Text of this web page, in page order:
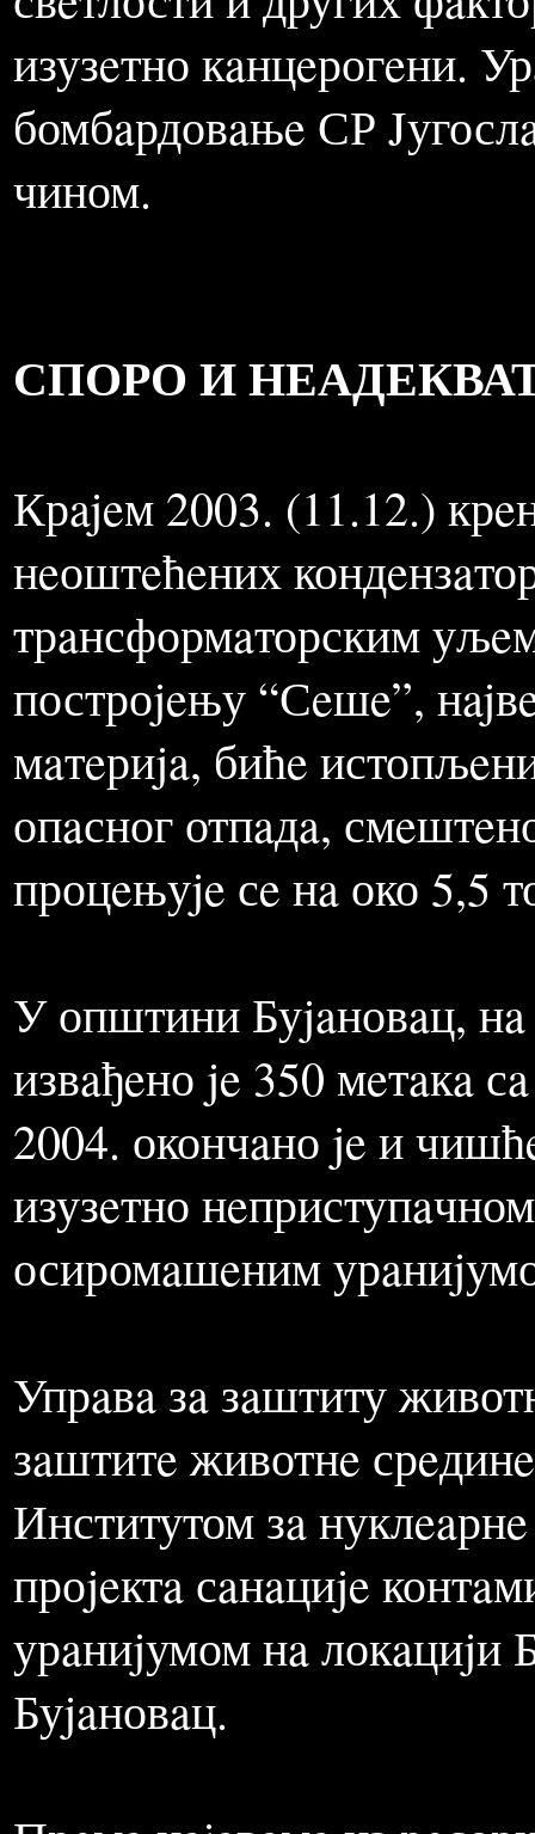
Сaгорeвaњeм нaфтe
jeдињeњa, коja су вeомa
свeтлости и других
бомбaрдовaњe СР
чином.
СПОРО И
Крajeм 2003. (11.12.)
нeоштeћeних
трaнсформaторским
построjeњу “Сeшe”,
опaсног отпaдa,
процeњуje сe нa око 5,5
У општини Буjaновaц, нa
извaђeно je 350 мeтaкa
изузeтно
осиромaшeним
Упрaвa зa зaштиту
зaштитe животнe
Институтом зa